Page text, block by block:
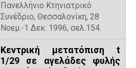
Πανελλήνιο Κτηνιατρικό
Συνέδριο, Θεσσαλονίκη, 28
Νοεμ.-1 Δεκ. 1996, σελ.154.
Κεντρική μετατόπιση t
1/29 σε αγελάδες φυλής